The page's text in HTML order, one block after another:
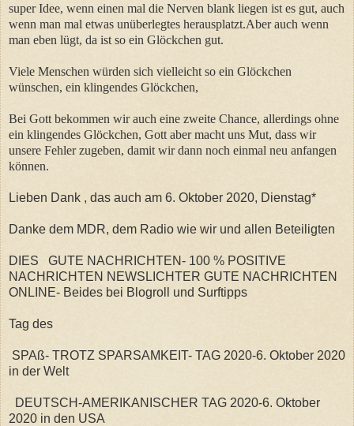
super Idee, wenn einen mal die Nerven blank liegen ist es gut, auch
wenn man mal etwas unüberlegtes herausplatzt.Aber auch wenn
man eben lügt, da ist so ein Glöckchen gut.
Viele Menschen würden sich vielleicht so ein Glöckchen
wünschen, ein klingendes Glöckchen,
Bei Gott bekommen wir auch eine zweite Chance, allerdings ohne
ein klingendes Glöckchen, Gott aber macht uns Mut, dass wir
unsere Fehler zugeben, damit wir dann noch einmal neu anfangen
können.
Lieben Dank , das auch am 6. Oktober 2020, Dienstag*
Danke dem MDR, dem Radio wie wir und allen Beteiligten
DIES GUTE NACHRICHTEN- 100 % POSITIVE
NACHRICHTEN NEWSLICHTER GUTE NACHRICHTEN
ONLINE- Beides bei Blogroll und Surftipps
Tag des
SPAß- TROTZ SPARSAMKEIT- TAG 2020-6. Oktober 2020
in der Welt
DEUTSCH-AMERIKANISCHER TAG 2020-6. Oktober
2020 in den USA